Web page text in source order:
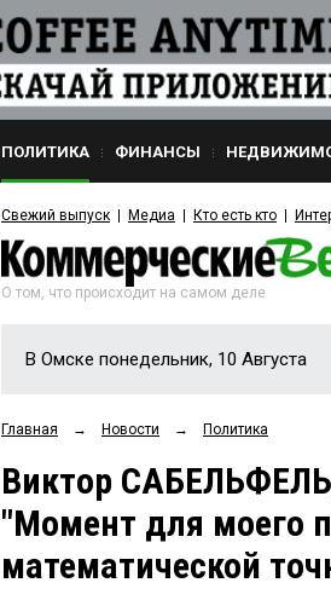
ПОЛИТИКА ФИНАНСЫ
Свежий выпуск Медиа Кто есть кто
О том, что происходит на самом деле
В Омске понедельник, 10 Августа
Главная → Новости → Политика
Виктор
"Момент для моего
математической